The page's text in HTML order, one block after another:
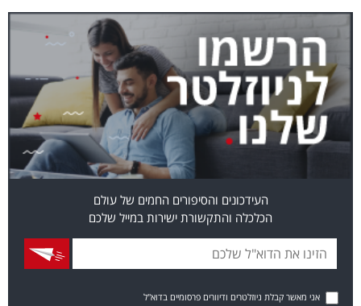
העידכונים והסיפורים החמים של עולם
הכלכלה והתקשורת ישירות במייל שלכם
אני מאשר קבלת ניוזלטרים ודיוורים פרסומיים בדוא"ל